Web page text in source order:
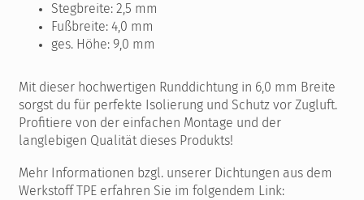
Stegbreite: 2,5 mm
Fußbreite: 4,0 mm
ges. Höhe: 9,0 mm
Mit dieser hochwertigen Runddichtung in 6,0 mm Breite
sorgst du für perfekte Isolierung und Schutz vor Zugluft.
Profitiere von der einfachen Montage und der
langlebigen Qualität dieses Produkts!
Mehr Informationen bzgl. unserer Dichtungen aus dem
Werkstoff TPE erfahren Sie im folgendem Link: